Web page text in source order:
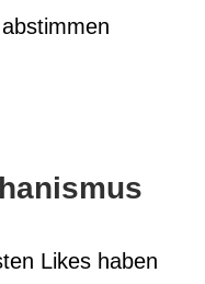
Likes haben